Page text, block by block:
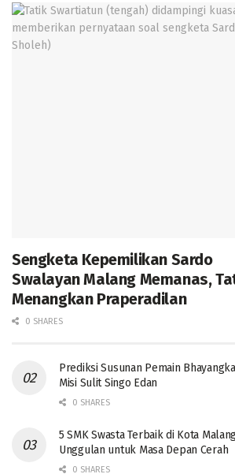
Sengketa Kepemilikan Sardo
Swalayan Malang Memanas,
Menangkan Praperadilan
0 SHARES
Prediksi Susunan Pemain
Misi Sulit Singo Edan
0 SHARES
5 SMK Swasta Terbaik di Kota
Unggulan untuk Masa Depan Cerah
0 SHARES